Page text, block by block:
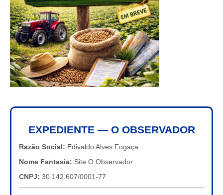
EXPEDIENTE — O OBSERVADOR
Razão Social: Edivaldo Alves Fogaça
Nome Fantasia: Site O Observador
CNPJ: 30.142.607/0001-77